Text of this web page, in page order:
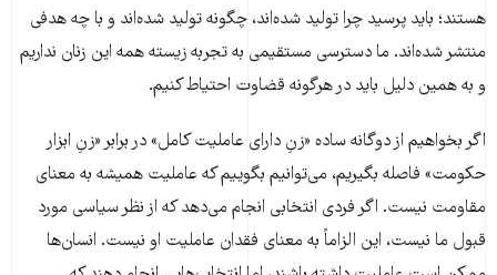
هستند؛ باید پرسید چرا تولید شده‌اند، چگونه تولید شده‌اند و با چه هدفی
منتشر شده‌اند. ما دسترسی مستقیمی به تجربه زیسته همه این زنان نداریم
و به همین دلیل باید در هرگونه قضاوت احتیاط کنیم.
اگر بخواهیم از دوگانه ساده «زنِ دارای عاملیت کامل» در برابر «زنِ ابزار
حکومت» فاصله بگیریم، می‌توانیم بگوییم که عاملیت همیشه به معنای
مقاومت نیست. اگر فردی انتخابی انجام می‌دهد که از نظر سیاسی مورد
قبول ما نیست، این الزاماً به معنای فقدان عاملیت او نیست. انسان‌ها